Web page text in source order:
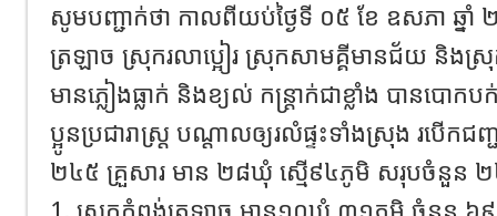
សូមបញ្ជាក់ថា កាលពីយប់ថ្ងៃទី ០៥​ ខែ ឧសភា ឆ្ន
ត្រឡាច ស្រុករលាប្អៀរ ស្រុកសាមគ្គីមានជ័យ និងស្រុ
មានភ្លៀងធ្លាក់ និងខ្យល់ កន្ត្រាក់ជាខ្លាំង បានបោ
ប្អូនប្រជារាស្ត្រ បណ្តាលឲ្យរលំផ្ទះទាំងស្រុង របើក
២៤៥ គ្រួសារ មាន ២៨ឃុំ ស្មើ​៩៤ភូមិ សរុបចំនួន ២៤